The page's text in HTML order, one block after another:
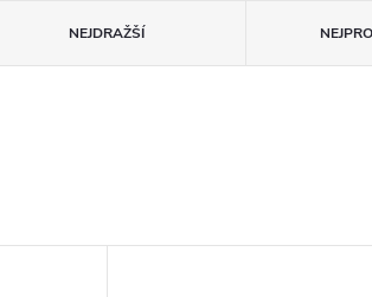
NEJDRAŽŠÍ